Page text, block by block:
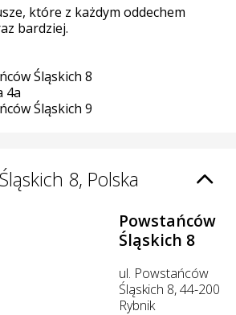
które z każdym oddechem
bardziej.
Śląskich 8
4a
Śląskich 9
8, Polska
Powstańców
Śląskich 8
ul. Powstańców
Śląskich 8, 44-200
Rybnik